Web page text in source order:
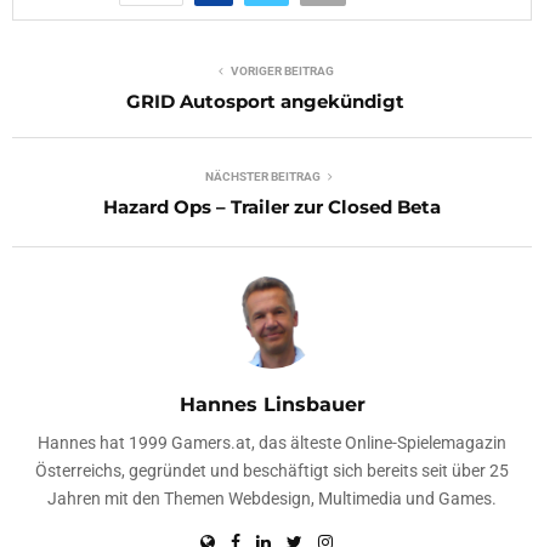
VORIGER BEITRAG
GRID Autosport angekündigt
NÄCHSTER BEITRAG
Hazard Ops – Trailer zur Closed Beta
Hannes Linsbauer
Hannes hat 1999 Gamers.at, das älteste Online-Spielemagazin
Österreichs, gegründet und beschäftigt sich bereits seit über 25
Jahren mit den Themen Webdesign, Multimedia und Games.